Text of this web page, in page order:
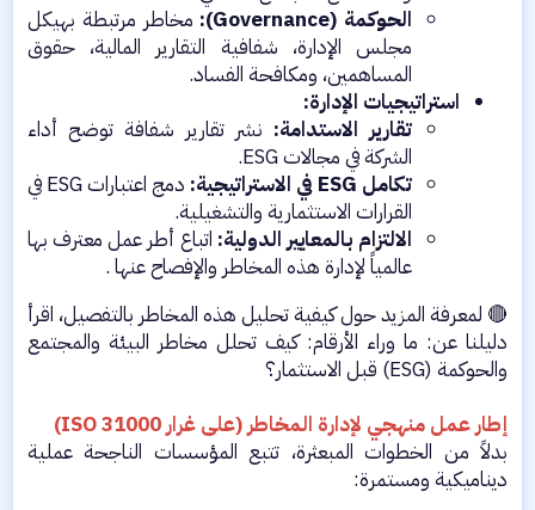
الحوكمة (Governance):
مخاطر مرتبطة بهيكل
مجلس الإدارة، شفافية التقارير المالية، حقوق
المساهمين، ومكافحة الفساد.​
استراتيجيات الإدارة:
تقارير الاستدامة: نشر تقارير شفافة توضح أداء
الشركة في مجالات ESG.​
تكامل ESG في الاستراتيجية:
دمج اعتبارات ESG في
القرارات الاستثمارية والتشغيلية.​
الالتزام بالمعايير الدولية: اتباع أطر عمل معترف بها
عالمياً لإدارة هذه المخاطر والإفصاح عنها .​
🔴 لمعرفة المزيد حول كيفية تحليل هذه المخاطر بالتفصيل، اقرأ
دليلنا عن: ما وراء الأرقام: كيف تحلل مخاطر البيئة والمجتمع
والحوكمة (ESG) قبل الاستثمار؟
إطار عمل منهجي لإدارة المخاطر (على غرار ISO 31000)
بدلاً من الخطوات المبعثرة، تتبع المؤسسات الناجحة عملية
ديناميكية ومستمرة:​